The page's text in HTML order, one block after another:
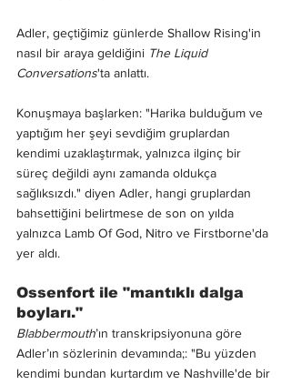
Adler, geçtiğimiz günlerde Shallow Rising'in
nasıl bir araya geldiğini The Liquid
Conversations'ta anlattı.
Konuşmaya başlarken: "Harika bulduğum ve
yaptığım her şeyi sevdiğim gruplardan
kendimi uzaklaştırmak, yalnızca ilginç bir
süreç değildi aynı zamanda oldukça
sağlıksızdı." diyen Adler, hangi gruplardan
bahsettiğini belirtmese de son on yılda
yalnızca Lamb Of God, Nitro ve Firstborne'da
yer aldı.
Ossenfort ile "mantıklı dalga
boyları."
Blabbermouth’ın transkripsiyonuna göre
Adler’ın sözlerinin devamında;: "Bu yüzden
kendimi bundan kurtardım ve Nashville'de bir